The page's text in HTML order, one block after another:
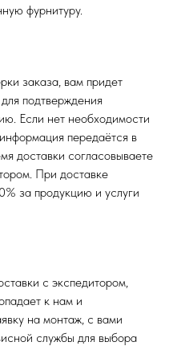
фурнитуру.
заказа, вам придет
подтверждения
Если нет необходимости
передаётся в
доставки согласовываете
При доставке
за продукцию и услуги
с экспедитором,
к нам и
на монтаж, с вами
службы для выбора